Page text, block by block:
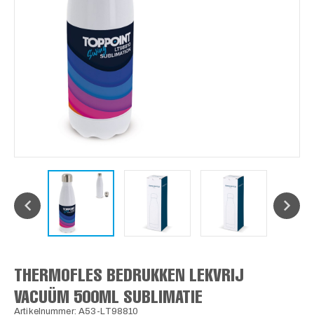
THERMOFLES BEDRUKKEN LEKVRIJ
VACUÜM 500ML SUBLIMATIE
Artikelnummer: A53-LT98810